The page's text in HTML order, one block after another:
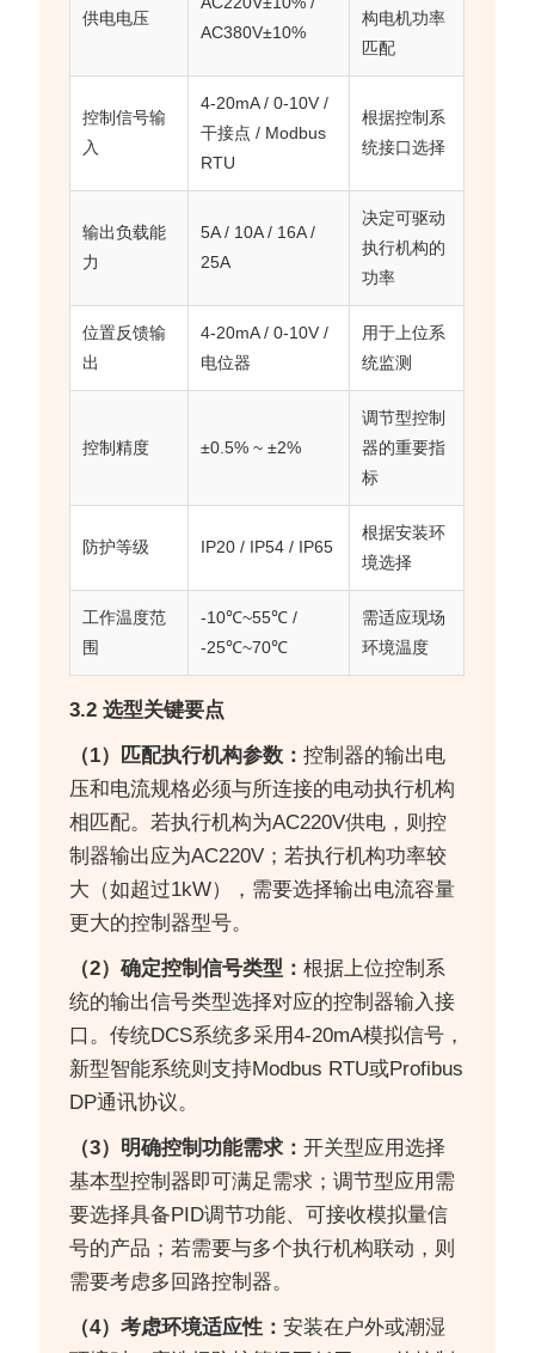
供电电压
AC380V±10%
构电机功率
匹配
控制信号输
入
4-20mA / 0-10V /
干接点 / Modbus
RTU
根据控制系
统接口选择
输出负载能
力
5A / 10A / 16A /
25A
决定可驱动
执行机构的
功率
位置反馈输
出
4-20mA / 0-10V /
电位器
用于上位系
统监测
控制精度 ±0.5% ~ ±2%
调节型控制
器的重要指
标
防护等级 IP20 / IP54 / IP65
根据安装环
境选择
工作温度范
围
-10℃~55℃ /
-25℃~70℃
需适应现场
环境温度
3.2 选型关键要点
（1）匹配执行机构参数：控制器的输出电
压和电流规格必须与所连接的电动执行机构
相匹配。若执行机构为AC220V供电，则控
制器输出应为AC220V；若执行机构功率较
大（如超过1kW），需要选择输出电流容量
更大的控制器型号。
（2）确定控制信号类型：根据上位控制系
统的输出信号类型选择对应的控制器输入接
口。传统DCS系统多采用4-20mA模拟信号，
新型智能系统则支持Modbus RTU或Profibus
DP通讯协议。
（3）明确控制功能需求：开关型应用选择
基本型控制器即可满足需求；调节型应用需
要选择具备PID调节功能、可接收模拟量信
号的产品；若需要与多个执行机构联动，则
需要考虑多回路控制器。
（4）考虑环境适应性：安装在户外或潮湿